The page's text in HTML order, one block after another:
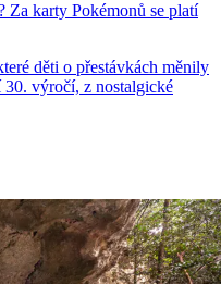
Za karty Pokémonů se platí
děti o přestávkách měnily
30. výročí, z nostalgické